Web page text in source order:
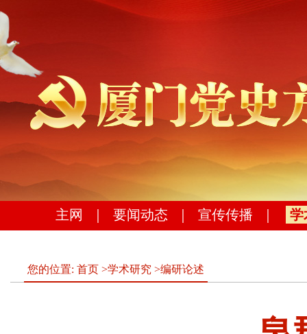
主网 要闻动态 宣传传播 学
您的位置: 首页 >学术研究 >编研论述